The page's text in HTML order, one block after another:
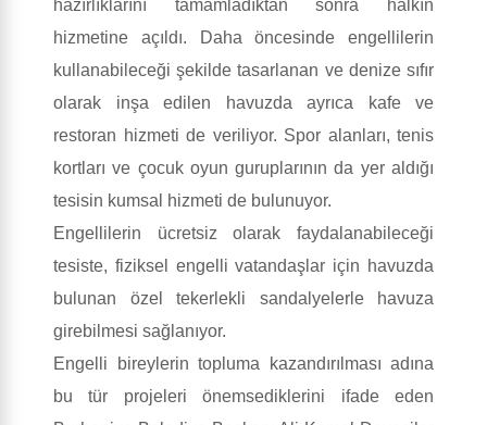
hazırlıklarını tamamladıktan sonra halkın
hizmetine açıldı. Daha öncesinde engellilerin
kullanabileceği şekilde tasarlanan ve denize sıfır
olarak inşa edilen havuzda ayrıca kafe ve
restoran hizmeti de veriliyor. Spor alanları, tenis
kortları ve çocuk oyun guruplarının da yer aldığı
tesisin kumsal hizmeti de bulunuyor.
Engellilerin ücretsiz olarak faydalanabileceği
tesiste, fiziksel engelli vatandaşlar için havuzda
bulunan özel tekerlekli sandalyelerle havuza
girebilmesi sağlanıyor.
Engelli bireylerin topluma kazandırılması adına
bu tür projeleri önemsediklerini ifade eden